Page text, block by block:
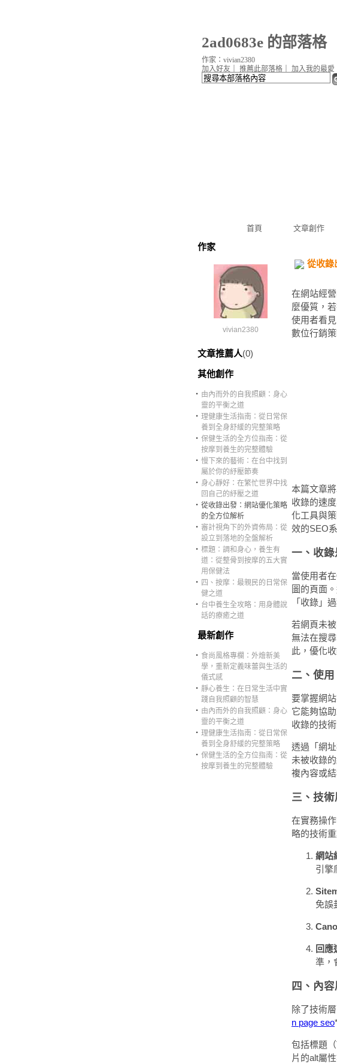
2ad0683e 的部落格
首頁 文章創作
加入好友 推薦此部落格 加入我的最愛
作家：vivian2380
作家
vivian2380
文章推薦人(0)
其他創作
‧ 由內而外的自我照顧：身心
靈的平衡之道
‧ 理健康生活指南：從日常保
養到全身舒緩的完整策略
‧ 保健生活的全方位指南：從
按摩到養生的完整體驗
‧ 慢下來的藝術：在台中找到
屬於你的紓壓節奏
‧ 身心靜好：在繁忙世界中找
回自己的紓壓之道
‧ 從收錄出發：網站優化策略
的全方位解析
‧ 審計視角下的外資佈局：從
設立到落地的全盤解析
‧ 標題：調和身心，養生有
道：從整骨到按摩的五大實
用保健法
‧ 四、按摩：最親民的日常保
健之道
‧ 台中養生全攻略：用身體說
話的療癒之道
最新創作
‧ 食尚風格專欄：外燴新美
學，重新定義味蕾與生活的
儀式感
‧ 靜心養生：在日常生活中實
踐自我照顧的智慧
‧ 由內而外的自我照顧：身心
靈的平衡之道
‧ 理健康生活指南：從日常保
養到全身舒緩的完整策略
‧ 保健生活的全方位指南：從
按摩到養生的完整體驗
從收錄
在網站經
麼優質，
使用者看
數位行銷
本篇文章
收錄的速
化工具與
效的SEO
一、收錄
當使用者
圖的頁面
「收錄」
若網頁未
無法在搜
此，優化
二、使
要掌握網
它能夠協
收錄的技術
透過「網
未被收錄
複內容或
三、技
在實務操
略的技術重
網站
引擎
免誤
回應
準，
四、內
除了技術
n page seo
包括標題
片的alt屬